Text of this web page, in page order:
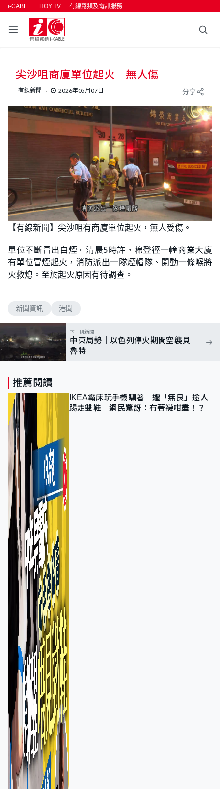
i-CABLE HOY TV 有線寬頻及電訊服務
返回
按輸入鍵開始搜尋
尖沙咀商廈單位起火 無人傷
有線新聞 2026年05月07日 分享
【有線新聞】尖沙咀有商廈單位起火，無人受傷。
單位不斷冒出白煙。清晨5時許，棉登徑一幢商業大廈
有單位冒煙起火，消防派出一隊煙帽隊、開動一條喉將
火救熄。至於起火原因有待調查。
新聞資訊 港聞
下一則新聞
中東局勢｜以色列停火期間空襲貝
魯特
推薦閱讀
IKEA霸床玩手機瞓著 遭「無良」途人
踢走雙鞋 網民驚訝：冇著襪咁盡！？